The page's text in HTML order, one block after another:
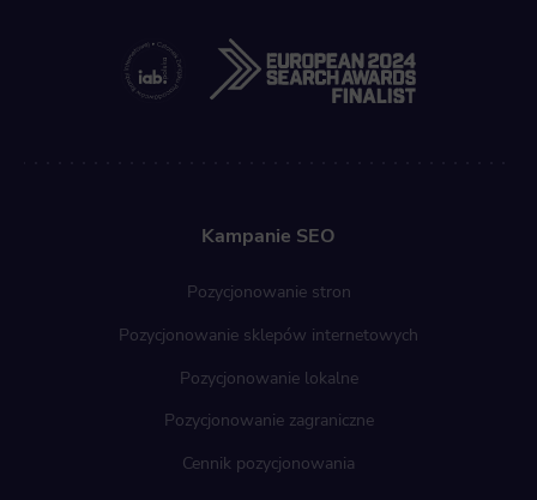
Kampanie SEO
Pozycjonowanie stron
Pozycjonowanie sklepów internetowych
Pozycjonowanie lokalne
Pozycjonowanie zagraniczne
Cennik pozycjonowania